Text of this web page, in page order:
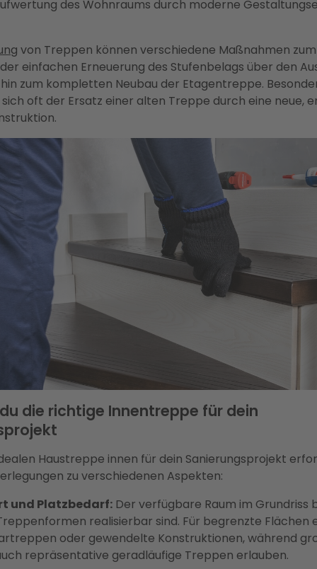
des Wohnraums durch moderne
von Treppen können verschiedene Maßnahmen
einfachen Erneuerung des Stufenbelags über den
zum kompletten Neubau der Etagentreppe.
oft der Ersatz einer alten Treppe durch eine neue,
die richtige Innentreppe für dein
Haustreppe innen für dein Sanierungsprojekt
zu verschiedenen Aspekten:
und Platzbedarf: Der verfügbare Raum im Grundriss
realisierbar sind. Für begrenzte Flächen
oder gewendelte Konstruktionen, während
repräsentative geradläufige Treppen erlauben.